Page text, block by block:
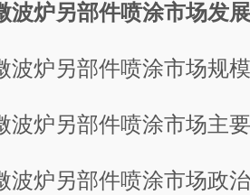
波炉另部件喷涂市场发
炉另部件喷涂市场规模
炉另部件喷涂市场主要
炉另部件喷涂市场政治